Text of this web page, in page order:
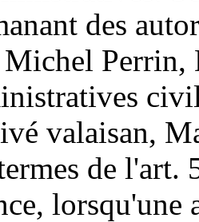
des
Perrin,
valaisan,
de l'art.
lorsqu'une